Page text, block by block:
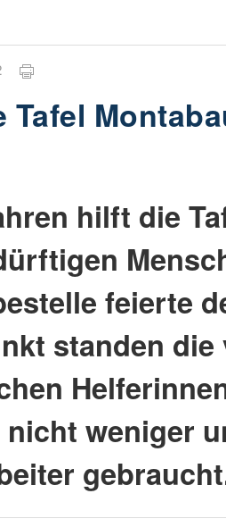
Tafel
hilft die
feierte
standen die
weniger